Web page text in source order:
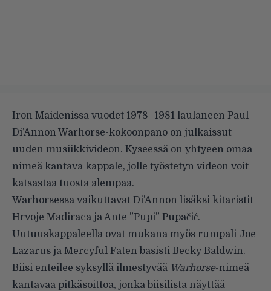
Iron Maidenissa vuodet 1978–1981 laulaneen Paul
Di’Annon Warhorse-kokoonpano on julkaissut
uuden musiikkivideon. Kyseessä on yhtyeen omaa
nimeä kantava kappale, jolle työstetyn videon voit
katsastaa tuosta alempaa.
Warhorsessa vaikuttavat Di’Annon lisäksi kitaristit
Hrvoje Madiraca ja Ante ”Pupi” Pupačić.
Uutuuskappaleella ovat mukana myös rumpali Joe
Lazarus ja Mercyful Faten basisti Becky Baldwin.
Biisi enteilee syksyllä ilmestyvää Warhorse-nimeä
kantavaa pitkäsoittoa, jonka biisilista näyttää